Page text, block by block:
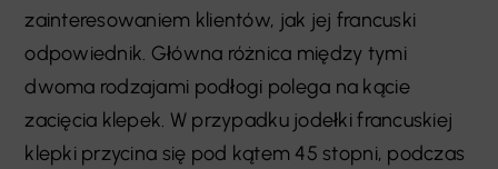
zainteresowaniem klientów, jak jej francuski
odpowiednik. Główna różnica między tymi
dwoma rodzajami podłogi polega na kącie
zacięcia klepek. W przypadku jodełki francuskiej
klepki przycina się pod kątem 45 stopni, podczas